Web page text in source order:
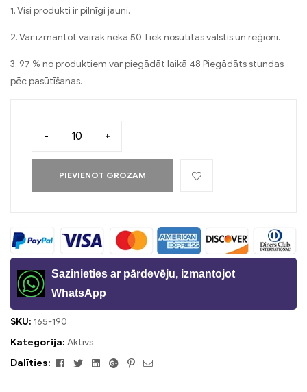
1. Visi produkti ir pilnīgi jauni.
2. Var izmantot vairāk nekā 50 Tiek nosūtītas valstis un reģioni.
3. 97 % no produktiem var piegādāt laikā 48 Piegādāts stundas
pēc pasūtīšanas.
- +
PIEVIENOT GROZAM
Sazinieties ar pārdevēju, izmantojot
WhatsApp
SKU: 165-190
Kategorija: Aktīvs
Dalīties:
FacebookTwitterLinkedinGoogle+Pinterest
E-